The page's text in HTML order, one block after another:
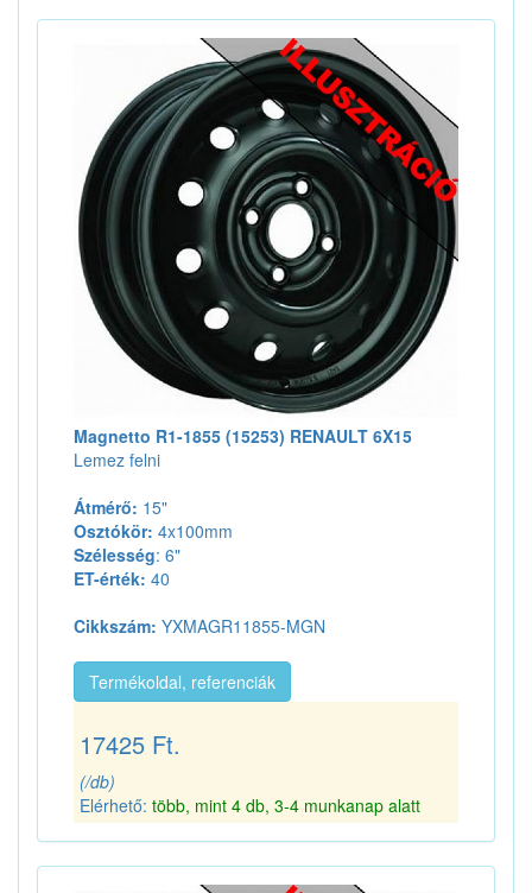
Magnetto R1-1855 (15253) RENAULT 6X15
Lemez felni
Átmérő: 15"
Osztókör: 4x100mm
Szélesség: 6"
ET-érték: 40
Cikkszám: YXMAGR11855-MGN
Termékoldal, referenciák
17425 Ft.
(/db)
Elérhető: több, mint 4 db, 3-4 munkanap alatt